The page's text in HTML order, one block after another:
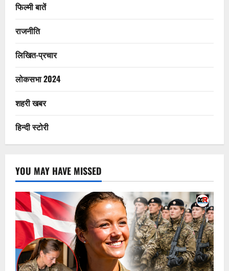
फिल्मी बातें
राजनीति
लिखित-प्रचार
लोकसभा 2024
शहरी खबर
हिन्दी स्टोरी
YOU MAY HAVE MISSED